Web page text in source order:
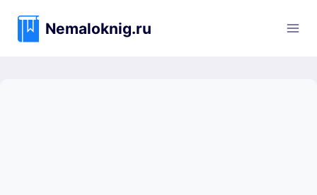
содержимому
Nemaloknig.ru